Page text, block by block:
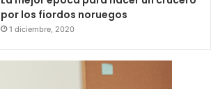
por los fiordos noruegos
1 diciembre, 2020